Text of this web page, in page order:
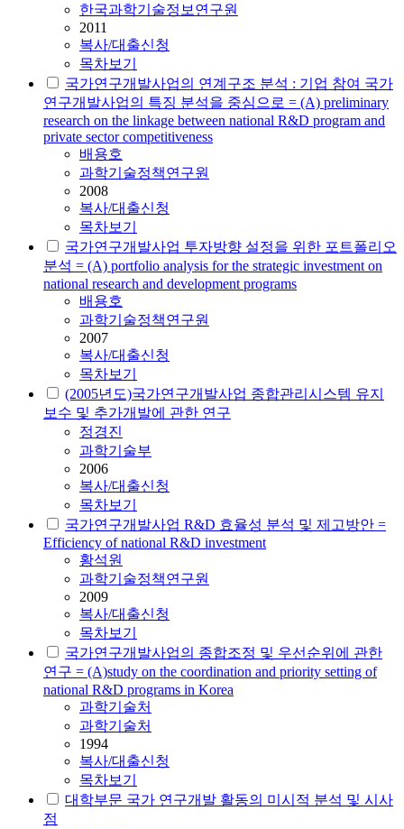
한국과학기술정보연구원
2011
복사/대출신청
목차보기
국가연구개발사업의 연계구조 분석 : 기업 참여 국가
연구개발사업의 특징 분석을 중심으로 = (A) preliminary
research on the linkage between national R&D program and
private sector competitiveness
배용호
과학기술정책연구원
2008
복사/대출신청
목차보기
국가연구개발사업 투자방향 설정을 위한 포트폴리오
분석 = (A) portfolio analysis for the strategic investment on
national research and development programs
배용호
과학기술정책연구원
2007
복사/대출신청
목차보기
(2005년도)국가연구개발사업 종합관리시스템 유지
보수 및 추가개발에 관한 연구
정경진
과학기술부
2006
복사/대출신청
목차보기
국가연구개발사업 R&D 효율성 분석 및 제고방안 =
Efficiency of national R&D investment
황석원
과학기술정책연구원
2009
복사/대출신청
목차보기
국가연구개발사업의 종합조정 및 우선순위에 관한
연구 = (A)study on the coordination and priority setting of
national R&D programs in Korea
과학기술처
과학기술처
1994
복사/대출신청
목차보기
대학부문 국가 연구개발 활동의 미시적 분석 및 시사
점